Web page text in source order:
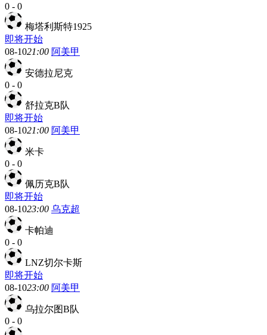
0 - 0
梅塔利斯特1925
即将开始
08-1021:00 阿美甲
安德拉尼克
0 - 0
舒拉克B队
即将开始
08-1021:00 阿美甲
米卡
0 - 0
佩历克B队
即将开始
08-1023:00 乌克超
卡帕迪
0 - 0
LNZ切尔卡斯
即将开始
08-1023:00 阿美甲
乌拉尔图B队
0 - 0